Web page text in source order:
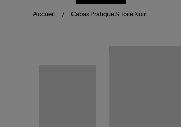
Accueil Cabas Pratique S Toile Noir